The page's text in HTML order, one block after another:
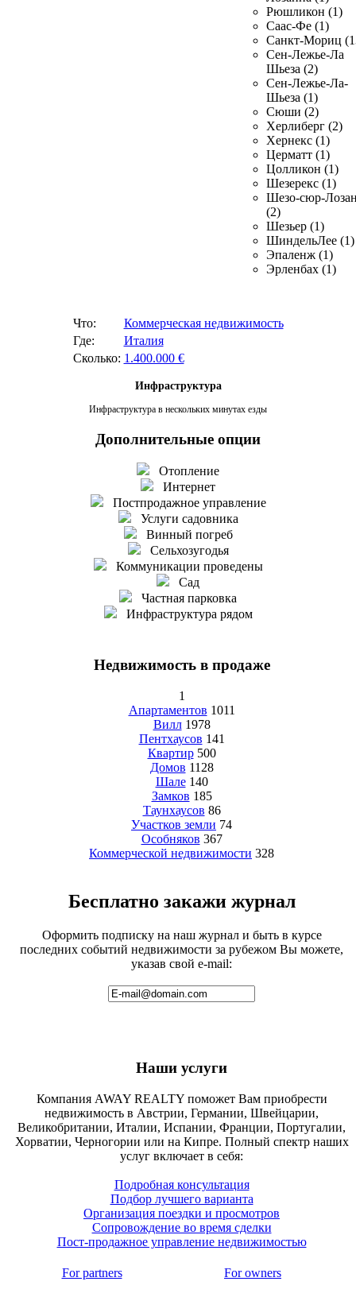
Рюшликон (1)
Саас-Фе (1)
Санкт-Мориц
Сен-Лежье-Ла
Шьеза (2)
Сен-Лежье-Ла-
Шьеза (1)
Сюши (2)
Херлиберг (2)
Хернекс (1)
Церматт (1)
Цолликон (1)
Шезерекс (1)
Шезо-сюр-
(2)
Шезьер (1)
ШиндельЛее (1)
Эпаленж (1)
Эрленбах (1)
Что:
Коммерческая недвижимость
Где:
Италия
Сколько: 1.400.000 €
Инфраструктура
Инфраструктура в нескольких минутах езды
Дополнительные опции
Отопление
Интернет
Постпродажное управление
Услуги садовника
Винный погреб
Сельхозугодья
Коммуникации проведены
Сад
Частная парковка
Инфраструктура рядом
Недвижимость в продаже
1
Апартаментов 1011
Вилл 1978
Пентхаусов 141
Квартир 500
Домов 1128
Шале 140
Замков 185
Таунхаусов 86
Участков земли 74
Особняков 367
Коммерческой недвижимости 328
Бесплатно закажи журнал
Оформить подписку на наш журнал и быть в курсе
последних событий недвижимости за рубежом Вы можете,
указав свой e-mail:
Наши услуги
Компания AWAY REALTY поможет Вам приобрести
недвижимость в Австрии, Германии, Швейцарии,
Великобритании, Италии, Испании, Франции, Португалии,
Хорватии, Черногории или на Кипре. Полный спектр наших
услуг включает в себя:
Подробная консультация
Подбор лучшего варианта
Организация поездки и просмотров
Сопровождение во время сделки
Пост-продажное управление недвижимостью
For partners For owners